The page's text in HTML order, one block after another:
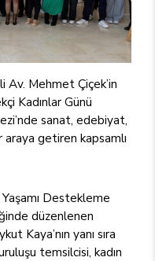
Mehmet Çiçek’in
Kadınlar Günü
sanat, edebiyat,
araya getiren kapsamlı
Destekleme
düzenlenen
Kaya’nın yanı sıra
temsilcisi, kadın